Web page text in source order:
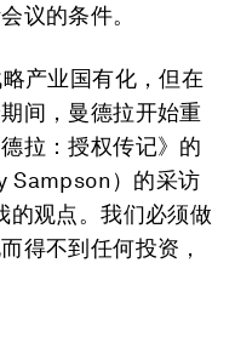
议的条件。
产业国有化，但在
间，曼德拉开始重
拉：授权传记》的
Sampson）的采访
的观点。我们必须做
得不到任何投资，